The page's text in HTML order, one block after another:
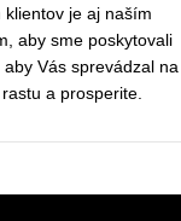
je aj naším
aby sme poskytovali
Vás sprevádzal na
a prosperite.